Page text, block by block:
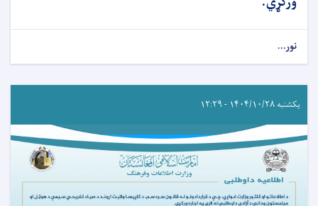
نور...
یکشنبه ۱۴۰۴/۱۰/۲۸ - ۱۲:۲۹